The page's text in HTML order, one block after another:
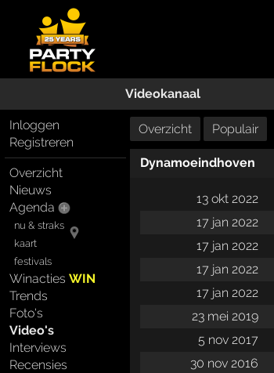
Videokanaal
Inloggen
Registreren
Overzicht
Nieuws
Agenda
nu & straks
kaart
festivals
WinactiesWIN
Trends
Foto's
Video's
Interviews
Recensies
Overzicht Populair
Dynamoeindhoven
13 okt 2022
17 jan 2022
17 jan 2022
17 jan 2022
17 jan 2022
23 mei 2019
5 nov 2017
30 nov 2016